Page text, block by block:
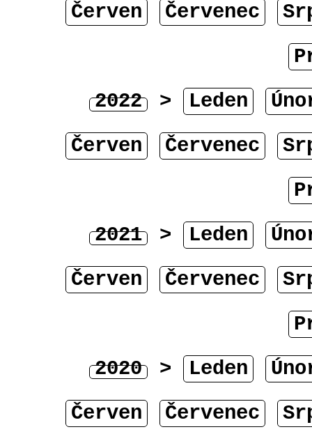
Červen
Červenec
2022 > Leden
Červen
Červenec
2021 > Leden
Červen
Červenec
2020 > Leden
Červen
Červenec